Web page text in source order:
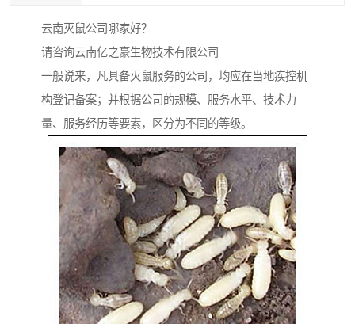
云南灭鼠公司哪家好？
请咨询云南亿之豪生物技术有限公司
一般说来，凡具备灭鼠服务的公司，均应在当地疾控机
构登记备案；并根据公司的规模、服务水平、技术力
量、服务经历等要素，区分为不同的等级。